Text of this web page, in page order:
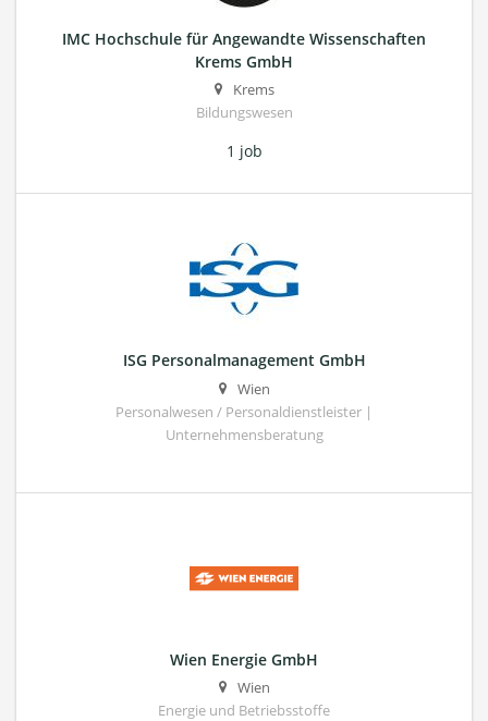
IMC Hochschule für Angewandte Wissenschaften
Krems GmbH
Krems
Bildungswesen
1 job
ISG Personalmanagement GmbH
Wien
Personalwesen / Personaldienstleister |
Unternehmensberatung
Wien Energie GmbH
Wien
Energie und Betriebsstoffe